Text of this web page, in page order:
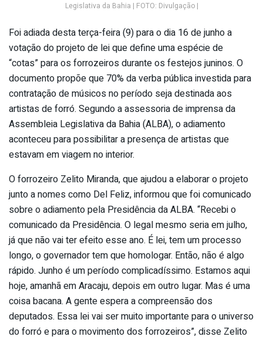
Legislativa da Bahia | FOTO: Divulgação |
Foi adiada desta terça-feira (9) para o dia 16 de junho a
votação do projeto de lei que define uma espécie de
“cotas” para os forrozeiros durante os festejos juninos. O
documento propõe que 70% da verba pública investida para
contratação de músicos no período seja destinada aos
artistas de forró. Segundo a assessoria de imprensa da
Assembleia Legislativa da Bahia (ALBA), o adiamento
aconteceu para possibilitar a presença de artistas que
estavam em viagem no interior.
O forrozeiro Zelito Miranda, que ajudou a elaborar o projeto
junto a nomes como Del Feliz, informou que foi comunicado
sobre o adiamento pela Presidência da ALBA. “Recebi o
comunicado da Presidência. O legal mesmo seria em julho,
já que não vai ter efeito esse ano. É lei, tem um processo
longo, o governador tem que homologar. Então, não é algo
rápido. Junho é um período complicadíssimo. Estamos aqui
hoje, amanhã em Aracaju, depois em outro lugar. Mas é uma
coisa bacana. A gente espera a compreensão dos
deputados. Essa lei vai ser muito importante para o universo
do forró e para o movimento dos forrozeiros”, disse Zelito